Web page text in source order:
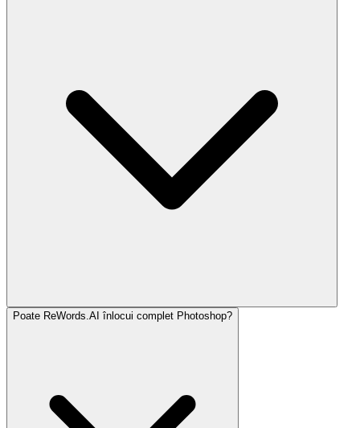
Poate ReWords.AI înlocui complet Photoshop?